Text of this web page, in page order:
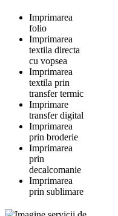
Imprimarea
folio
Imprimarea
textila directa
cu vopsea
Imprimarea
textila prin
transfer termic
Imprimare
transfer digital
Imprimarea
prin broderie
Imprimarea
prin
decalcomanie
Imprimarea
prin sublimare